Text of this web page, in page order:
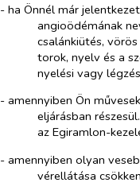
- ha Önnél már
angioödémának
csalánkiütés,
torok, nyelv és a
nyelési vagy
- amennyiben Ön
eljárásban
az Egiramlon-
- amennyiben olyan
vérellátása